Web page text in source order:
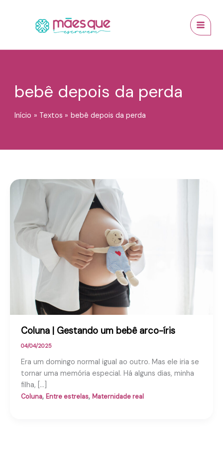
bebê depois da perda
Início Textos bebê depois da perda
Coluna | Gestando um bebê arco-íris
04/04/2025
Era um domingo normal igual ao outro. Mas ele iria se
tornar uma memória especial. Há alguns dias, minha
filha, […]
Coluna, Entre estrelas, Maternidade real